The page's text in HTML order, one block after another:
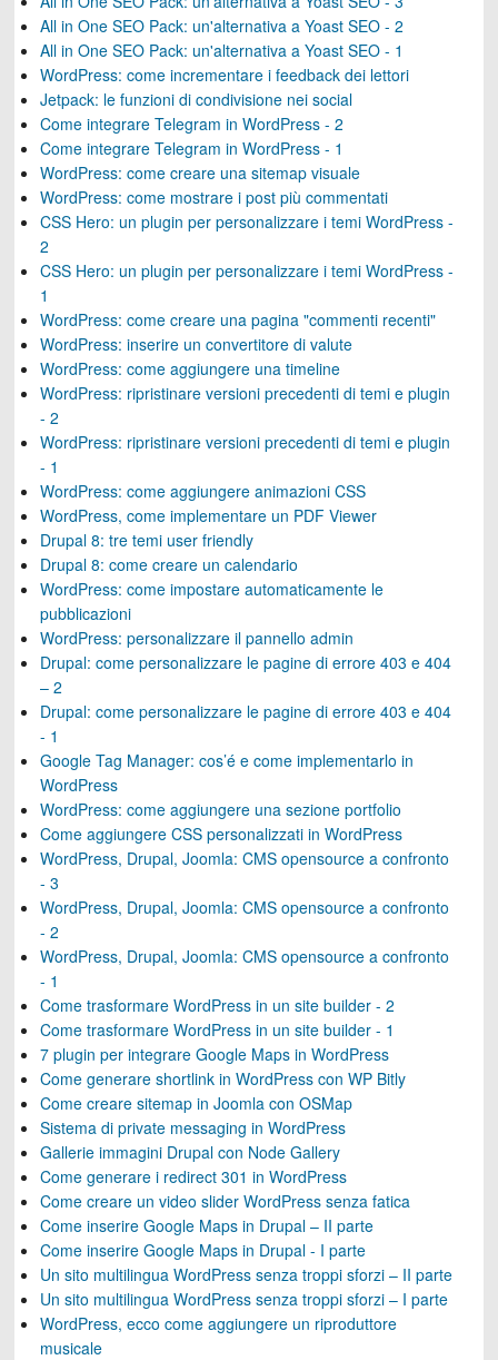
All in One SEO Pack: un'alternativa a Yoast SEO - 2
All in One SEO Pack: un'alternativa a Yoast SEO - 1
WordPress: come incrementare i feedback dei lettori
Jetpack: le funzioni di condivisione nei social
Come integrare Telegram in WordPress - 2
Come integrare Telegram in WordPress - 1
WordPress: come creare una sitemap visuale
WordPress: come mostrare i post più commentati
CSS Hero: un plugin per personalizzare i temi WordPress -
2
CSS Hero: un plugin per personalizzare i temi WordPress -
1
WordPress: come creare una pagina "commenti recenti"
WordPress: inserire un convertitore di valute
WordPress: come aggiungere una timeline
WordPress: ripristinare versioni precedenti di temi e plugin
- 2
WordPress: ripristinare versioni precedenti di temi e plugin
- 1
WordPress: come aggiungere animazioni CSS
WordPress, come implementare un PDF Viewer
Drupal 8: tre temi user friendly
Drupal 8: come creare un calendario
WordPress: come impostare automaticamente le
pubblicazioni
WordPress: personalizzare il pannello admin
Drupal: come personalizzare le pagine di errore 403 e 404
– 2
Drupal: come personalizzare le pagine di errore 403 e 404
- 1
Google Tag Manager: cos’é e come implementarlo in
WordPress
WordPress: come aggiungere una sezione portfolio
Come aggiungere CSS personalizzati in WordPress
WordPress, Drupal, Joomla: CMS opensource a confronto
- 3
WordPress, Drupal, Joomla: CMS opensource a confronto
- 2
WordPress, Drupal, Joomla: CMS opensource a confronto
- 1
Come trasformare WordPress in un site builder - 2
Come trasformare WordPress in un site builder - 1
7 plugin per integrare Google Maps in WordPress
Come generare shortlink in WordPress con WP Bitly
Come creare sitemap in Joomla con OSMap
Sistema di private messaging in WordPress
Gallerie immagini Drupal con Node Gallery
Come generare i redirect 301 in WordPress
Come creare un video slider WordPress senza fatica
Come inserire Google Maps in Drupal – II parte
Come inserire Google Maps in Drupal - I parte
Un sito multilingua WordPress senza troppi sforzi – II parte
Un sito multilingua WordPress senza troppi sforzi – I parte
WordPress, ecco come aggiungere un riproduttore
musicale